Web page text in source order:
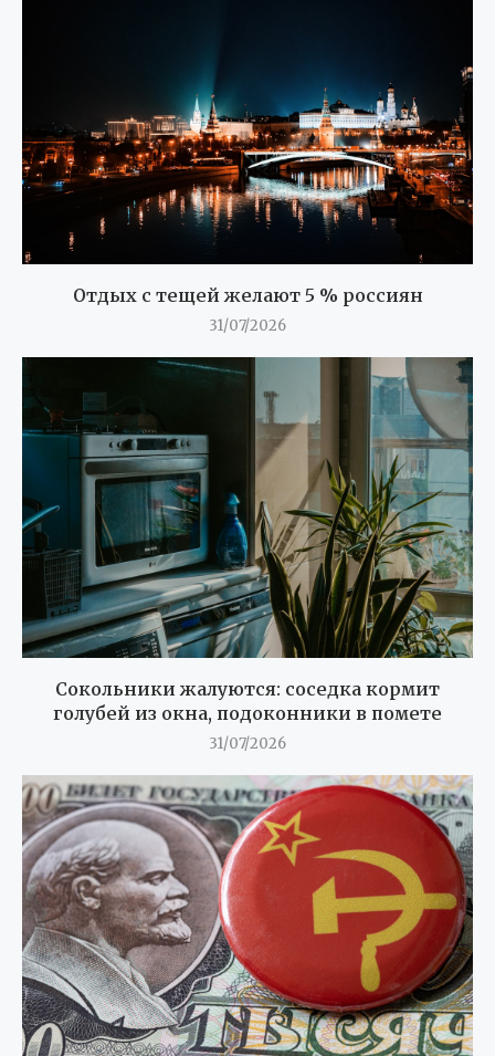
Отдых с тещей желают 5 % россиян
31/07/2026
Сокольники жалуются: соседка кормит
голубей из окна, подоконники в помете
31/07/2026